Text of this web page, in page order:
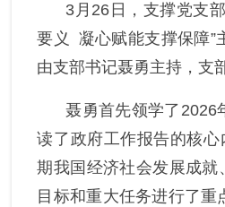
支部动态
党风廉政
群团统战
3 月 26 日，支撑党支
要义
凝心赋能支撑保障”
由支部书记聂勇主持，支
聂勇首先领学了 2026
读了政府工作报告的核心
期我国 经济社会发展成就
目标和重大任务进行了重